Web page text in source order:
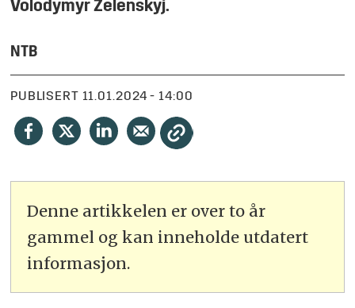
Volodymyr Zelenskyj.
NTB
PUBLISERT 11.01.2024 - 14:00
Denne artikkelen er over to år
gammel og kan inneholde utdatert
informasjon.